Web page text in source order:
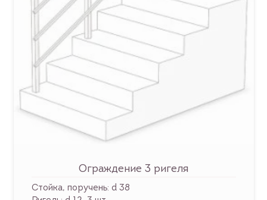
Ограждение 3 ригеля
Стойка, поручень: d 38